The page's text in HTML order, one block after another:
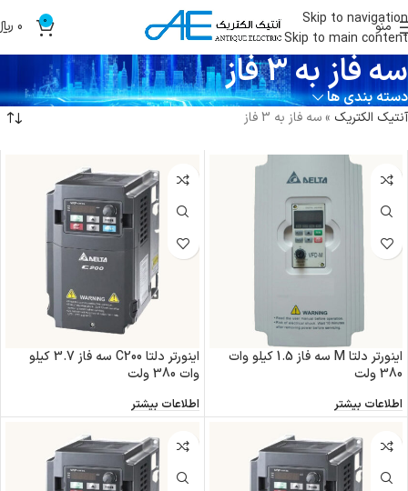
Skip to navigation
Skip to main content
منو 0
0
سه فاز به 3 فاز
دسته بندی ها
آنتیک الکتریک »سه فاز به 3 فاز
اینورتر دلتا M سه فاز 1.5 کیلو وات
380 ولت
اطلاعات بیشتر
اینورتر دلتا C200 سه فاز 3.7 کیلو
وات 380 ولت
اطلاعات بیشتر